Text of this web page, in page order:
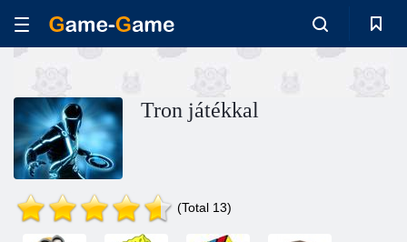
Tron játékkal
(Total 13)